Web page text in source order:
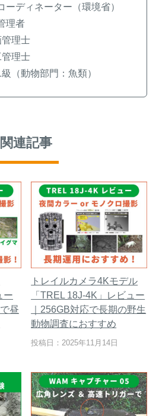
ーディネーター（環境省）
理者
理士
理士
（動物部門：魚類）
関連記事
ー
昼
トレイルカメラ4Kモデル
「TREL 18J-4K」レビュー
｜256GB対応で長期の野生
動物調査におすすめ
投稿日：2025年11月14日